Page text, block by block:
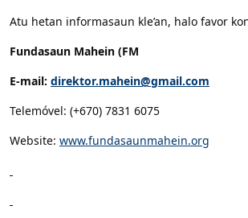
Atu hetan informasaun kle’an, halo favor
Fundasaun Mahein (FM
E-mail: direktor.mahein@gmail.com
Telemóvel: (+670) 7831 6075
Website: www.fundasaunmahein.org